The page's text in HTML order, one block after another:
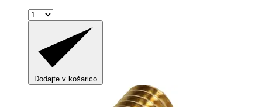
Dodajte v košarico